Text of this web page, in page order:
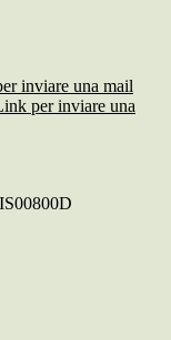
inviare una mail
per inviare una